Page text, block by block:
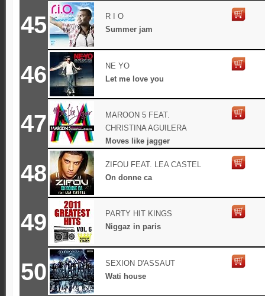
45
R I O
Summer jam
46
NE YO
Let me love you
47
MAROON 5 FEAT.
CHRISTINA AGUILERA
Moves like jagger
48
ZIFOU FEAT. LEA CASTEL
On donne ca
49
PARTY HIT KINGS
Niggaz in paris
50
SEXION D'ASSAUT
Wati house